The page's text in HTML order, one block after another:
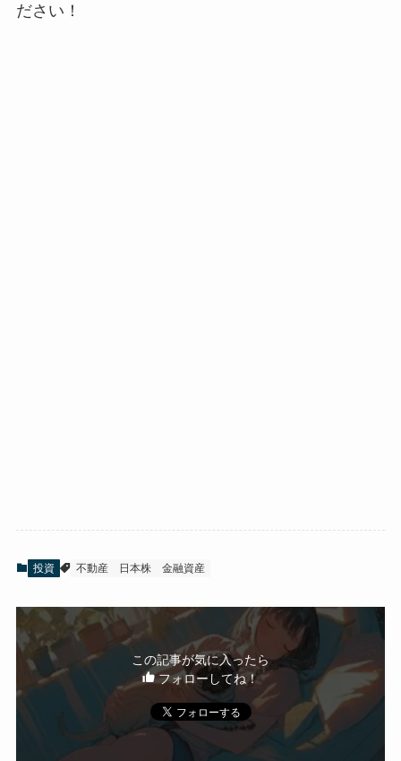
ださい！
投資 不動産 日本株 金融資産
この記事が気に入ったら
フォローしてね！